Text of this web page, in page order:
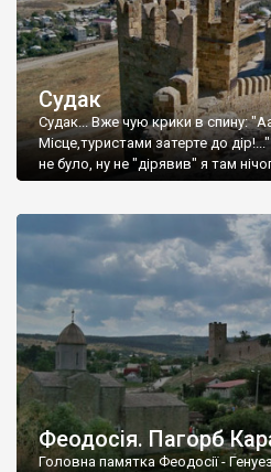
Судак
Судак... Вже чую крики в спину:
Місце,туристами затерте до
не було, ну не "дірявив" я там
Феодосія. Пагорб
Головна памятка Феодосії -